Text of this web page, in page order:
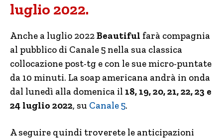
luglio 2022.
Anche a luglio 2022Beautiful farà compagnia
al pubblico di Canale 5 nella sua classica
collocazione post-tg e con le sue micro-puntate
da 10 minuti. La soap americana andrà in onda
dal lunedì alla domenica il 18, 19, 20, 21, 22, 23 e
24 luglio 2022, su Canale 5.
A seguire quindi troverete le anticipazioni